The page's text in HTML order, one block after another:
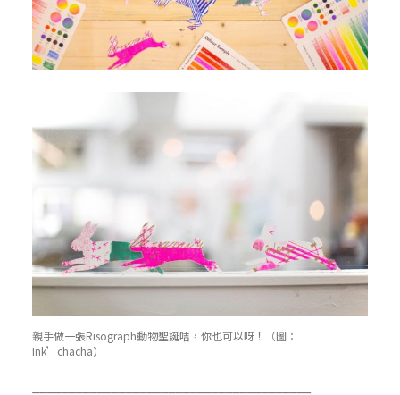
親手做一張Risograph動物聖誕咭，你也可以呀！（圖：
Ink’chacha）